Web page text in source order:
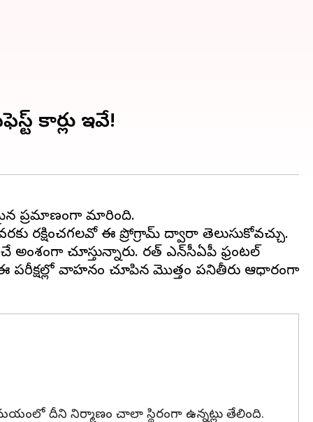
కార్లు ఇవే!
ప్రమాణంగా మారింది.
రక్షించగలవో ఈ ప్రోగ్రామ్ ద్వారా తెలుసుకోవచ్చు.
చూస్తున్నారు. భారత్ ఎన్‌సీఏపీ ఫ్రంటల్
ఈ పరీక్షల్లో వాహనం చూపిన మొత్తం పనితీరు ఆధారంగా
సమయంలో దీని నిర్మాణం చాలా స్థిరంగా ఉన్నట్లు తేలింది.